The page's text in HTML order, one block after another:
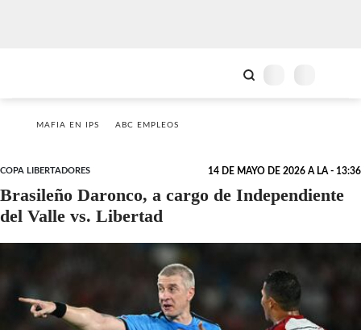
MAFIA EN IPS ABC EMPLEOS
COPA LIBERTADORES 14 DE MAYO DE 2026 A LA - 13:36
Brasileño Daronco, a cargo de Independiente
del Valle vs. Libertad